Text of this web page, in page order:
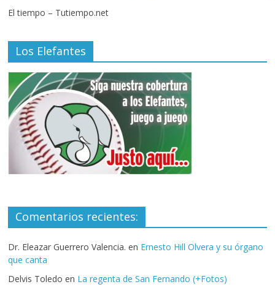
El tiempo – Tutiempo.net
Los Elefantes
Comentarios recientes:
Dr. Eleazar Guerrero Valencia. en Ernesto Hill Olvera y su órgano
que canta
Delvis Toledo en La regenta de San Fernando (+Fotos)